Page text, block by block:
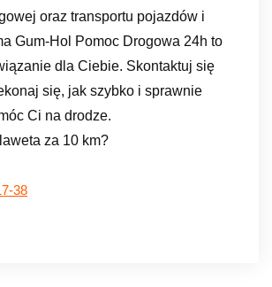
oraz transportu pojazdów i
Gum-Hol Pomoc Drogowa 24h to
dla Ciebie. Skontaktuj się
się, jak szybko i sprawnie
Ci na drodze.
za 10 km?
38